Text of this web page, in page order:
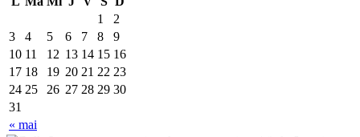
« mai
1
2
3
4 5 6 7 8
9
10 11 12 13 14 15 16
17 18 19 20 21 22 23
24 25 26 27 28 29 30
31